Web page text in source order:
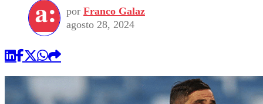
por Franco Galaz
agosto 28, 2024